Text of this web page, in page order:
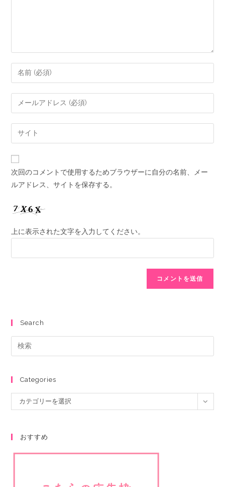
次回のコメントで使用するためブラウザーに自分の名前、メー
ルアドレス、サイトを保存する。
上に表示された文字を入力してください。
Search
Categories
カテゴリーを選択
おすすめ